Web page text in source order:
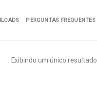
PERGUNTAS FREQUENTES
Exibindo um único resultado